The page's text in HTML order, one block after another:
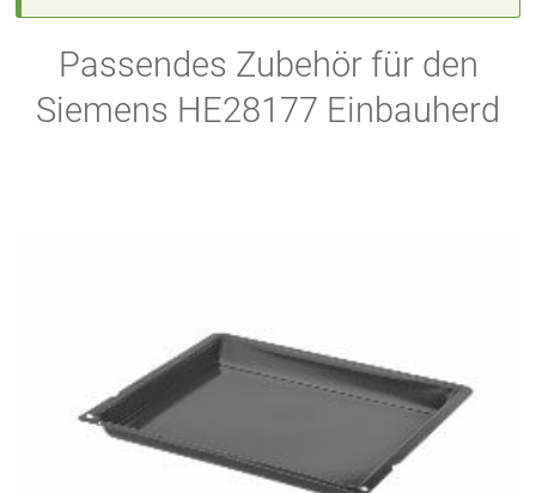
Passendes Zubehör für den
Siemens HE28177 Einbauherd